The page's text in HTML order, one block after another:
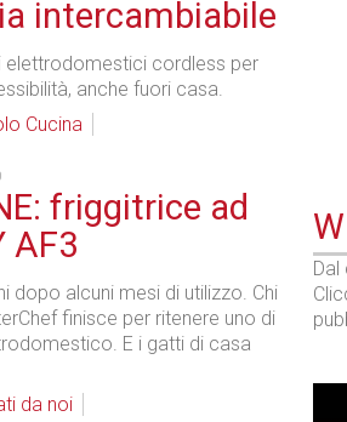
intercambiabile
elettrodomestici cordless per
anche fuori casa.
Cucina
friggitrice ad
AF3
dopo alcuni mesi di utilizzo. Chi
finisce per ritenere uno di
E i gatti di casa
da noi